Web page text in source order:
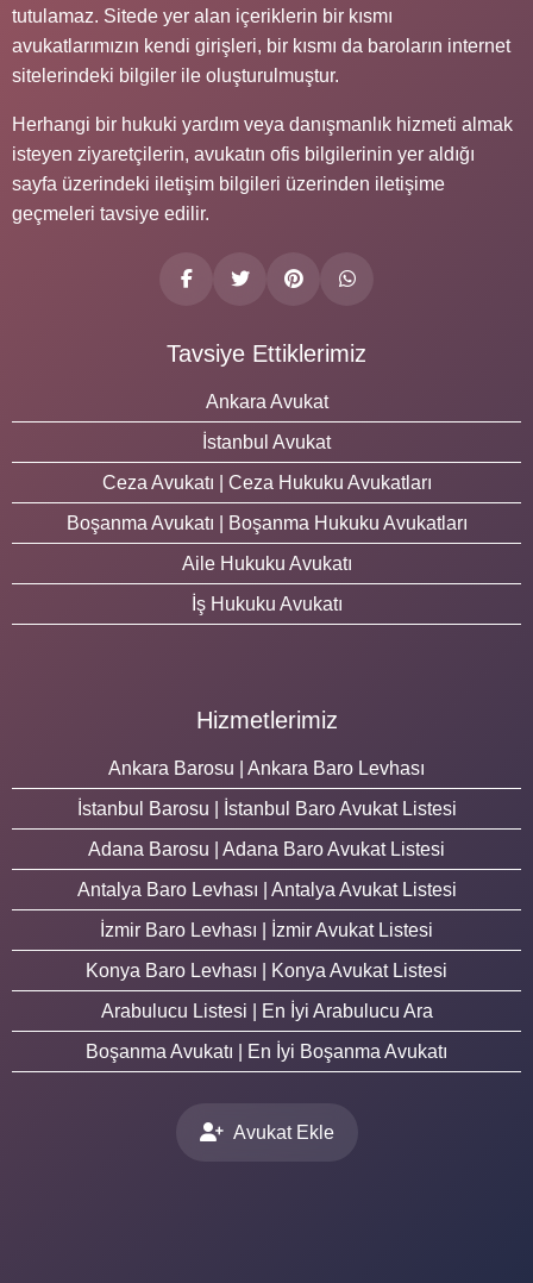
tutulamaz. Sitede yer alan içeriklerin bir kısmı
avukatlarımızın kendi girişleri, bir kısmı da baroların internet
sitelerindeki bilgiler ile oluşturulmuştur.
Herhangi bir hukuki yardım veya danışmanlık hizmeti almak
isteyen ziyaretçilerin, avukatın ofis bilgilerinin yer aldığı
sayfa üzerindeki iletişim bilgileri üzerinden iletişime
geçmeleri tavsiye edilir.
Tavsiye Ettiklerimiz
Ankara Avukat
İstanbul Avukat
Ceza Avukatı | Ceza Hukuku Avukatları
Boşanma Avukatı | Boşanma Hukuku Avukatları
Aile Hukuku Avukatı
İş Hukuku Avukatı
Hizmetlerimiz
Ankara Barosu | Ankara Baro Levhası
İstanbul Barosu | İstanbul Baro Avukat Listesi
Adana Barosu | Adana Baro Avukat Listesi
Antalya Baro Levhası | Antalya Avukat Listesi
İzmir Baro Levhası | İzmir Avukat Listesi
Konya Baro Levhası | Konya Avukat Listesi
Arabulucu Listesi | En İyi Arabulucu Ara
Boşanma Avukatı | En İyi Boşanma Avukatı
Avukat Ekle